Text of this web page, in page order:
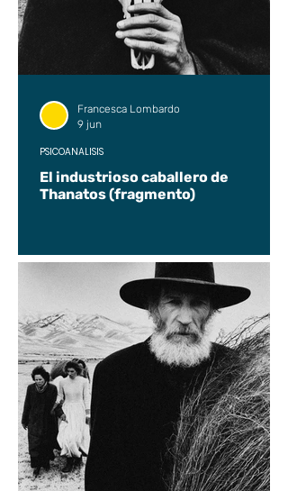
El industrioso caballero de
Thanatos (fragmento)
PSICOANÁLISIS
Francesca Lombardo
9 jun